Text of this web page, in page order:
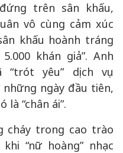
trên sân khấu,
vô cùng cảm xúc
khấu hoành tráng
khán giả”. Anh
yêu” dịch vụ
ngày đầu tiên,
là “chân ái”.
cháy trong cao trào
“nữ hoàng” nhạc